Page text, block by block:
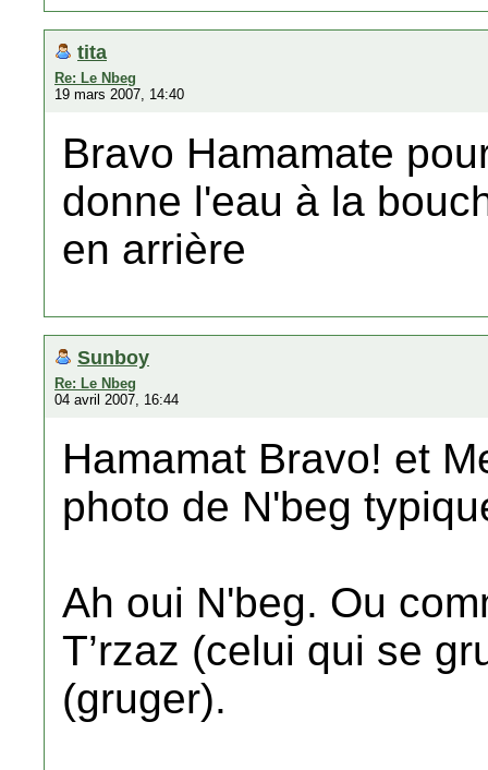
tita
Re: Le Nbeg
19 mars 2007, 14:40
Bravo Hamamate
donne l'eau à la
en arrière
Sunboy
Re: Le Nbeg
04 avril 2007, 16:44
Hamamat Bravo! et
photo de N'beg
Ah oui N'beg. Ou
T’rzaz (celui qui se
(gruger).